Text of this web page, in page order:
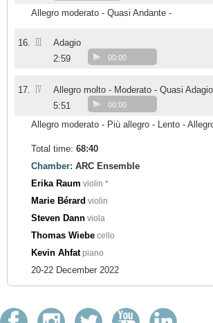
Allegro moderato - Quasi Andante -
16. III
Adagio
2:59
00:00
17. IV
Allegro molto - Moderato - Quasi
5:51
00:00
Allegro moderato - Più allegro - Lento -
Total time: 68:40
Chamber: ARC Ensemble
Erika Raum violin *
Marie Bérard violin
Steven Dann viola
Thomas Wiebe cello
Kevin Ahfatpiano
20-22 December 2022